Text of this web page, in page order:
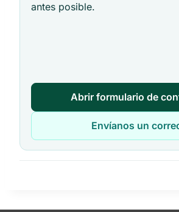
antes posible.
Abrir formulario de
Envíanos un